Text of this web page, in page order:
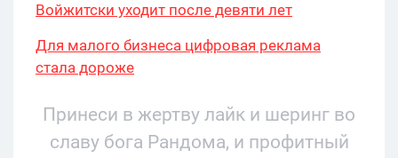
Войжитски уходит после девяти лет
Для малого бизнеса цифровая реклама
стала дороже
Принеси в жертву лайк и шеринг во
славу бога Рандома, и профитный